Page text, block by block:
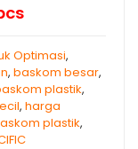
Optimasi,
, baskom besar,
plastik,
, harga
plastik,